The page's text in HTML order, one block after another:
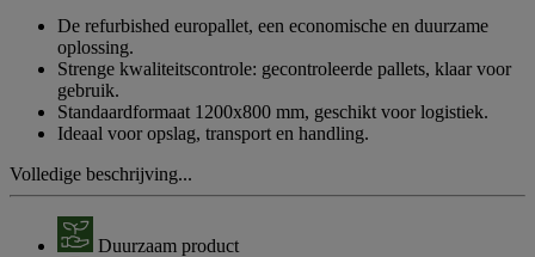
De refurbished europallet, een economische en duurzame
oplossing.
Strenge kwaliteitscontrole: gecontroleerde pallets, klaar voor
gebruik.
Standaardformaat 1200x800 mm, geschikt voor logistiek.
Ideaal voor opslag, transport en handling.
Volledige beschrijving...
Duurzaam product